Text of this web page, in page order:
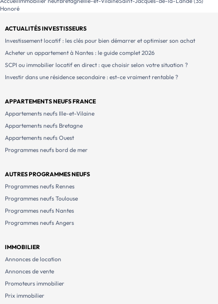
Honoré
ACTUALITÉS INVESTISSEURS
Investissement locatif : les clés pour bien démarrer et optimiser son achat
Acheter un appartement à Nantes : le guide complet 2026
SCPI ou immobilier locatif en direct : que choisir selon votre situation ?
Investir dans une résidence secondaire : est-ce vraiment rentable ?
APPARTEMENTS NEUFS FRANCE
Appartements neufs Ille-et-Vilaine
Appartements neufs Bretagne
Appartements neufs Ouest
Programmes neufs bord de mer
AUTRES PROGRAMMES NEUFS
Programmes neufs Rennes
Programmes neufs Toulouse
Programmes neufs Nantes
Programmes neufs Angers
IMMOBILIER
Annonces de location
Annonces de vente
Promoteurs immobilier
Prix immobilier